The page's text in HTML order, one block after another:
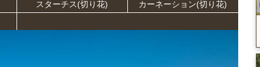
スターチス(切り花)
カーネーション(切り花)